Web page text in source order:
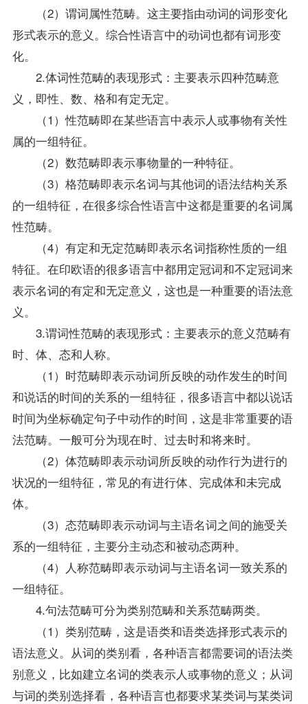
（2）谓词属性范畴。这主要指由动词的词形变化
形式表示的意义。综合性语言中的动词也都有词形变
化。
2.体词性范畴的表现形式：主要表示四种范畴意
义，即性、数、格和有定无定。
（1）性范畴即在某些语言中表示人或事物有关性
属的一组特征。
（2）数范畴即表示事物量的一种特征。
（3）格范畴即表示名词与其他词的语法结构关系
的一组特征，在很多综合性语言中这都是重要的名词属
性范畴。
（4）有定和无定范畴即表示名词指称性质的一组
特征。在印欧语的很多语言中都用定冠词和不定冠词来
表示名词的有定和无定意义，这也是一种重要的语法意
义。
3.谓词性范畴的表现形式：主要表示的意义范畴有
时、体、态和人称。
（1）时范畴即表示动词所反映的动作发生的时间
和说话的时间的关系的一组特征，很多语言中都以说话
时间为坐标确定句子中动作的时间，这是非常重要的语
法范畴。一般可分为现在时、过去时和将来时。
（2）体范畴即表示动词所反映的动作行为进行的
状况的一组特征，常见的有进行体、完成体和未完成
体。
（3）态范畴即表示动词与主语名词之间的施受关
系的一组特征，主要分主动态和被动态两种。
（4）人称范畴即表示动词与主语名词一致关系的
一组特征。
4.句法范畴可分为类别范畴和关系范畴两类。
（1）类别范畴，这是语类和语类选择形式表示的
语法意义。从词的类别看，各种语言都需要词的语法类
别意义，比如建立名词的类表示人或事物的意义；从词
与词的类别选择看，各种语言也都要求某类词与某类词